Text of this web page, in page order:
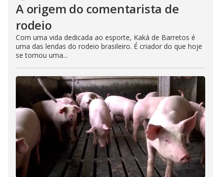
A origem do comentarista de
rodeio
Com uma vida dedicada ao esporte, Kaká de Barretos é
uma das lendas do rodeio brasileiro. É criador do que hoje
se tornou uma...